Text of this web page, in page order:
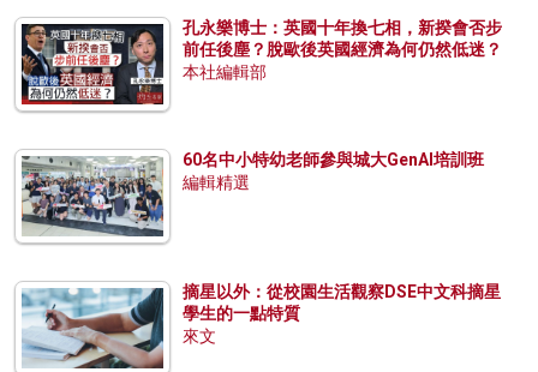
孔永樂博士：英國十年換七相，新揆會否步
前任後塵？脫歐後英國經濟為何仍然低迷？
本社編輯部
60名中小特幼老師參與城大GenAI培訓班
編輯精選
摘星以外：從校園生活觀察DSE中文科摘星
學生的一點特質
來文